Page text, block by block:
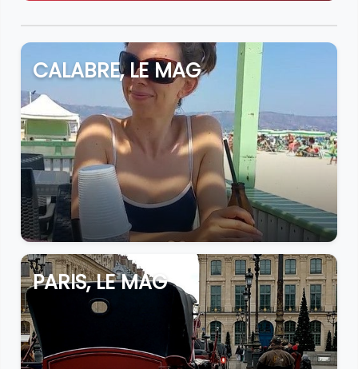
CALABRE, LE MAG
PARIS, LE MAG